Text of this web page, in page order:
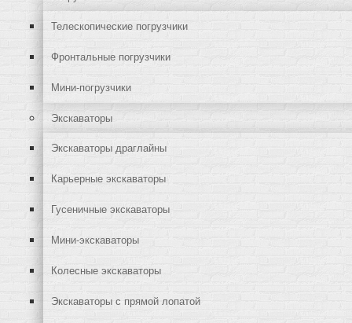
Телескопические погрузчики
Фронтальные погрузчики
Мини-погрузчики
Экскаваторы
Экскаваторы драглайны
Карьерные экскаваторы
Гусеничные экскаваторы
Мини-экскаваторы
Колесные экскаваторы
Экскаваторы с прямой лопатой